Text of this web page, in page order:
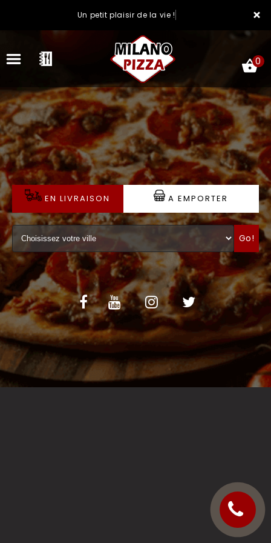
×
Un petit plaisir de la vie !
ACCUEIL
LA CARTE
VOTRE COMPTE
NOTRE RESTAURANT
VOS AVIS
MENTIONS LÉGALES
C.G.V
0
EN LIVRAISON A EMPORTER
Go!